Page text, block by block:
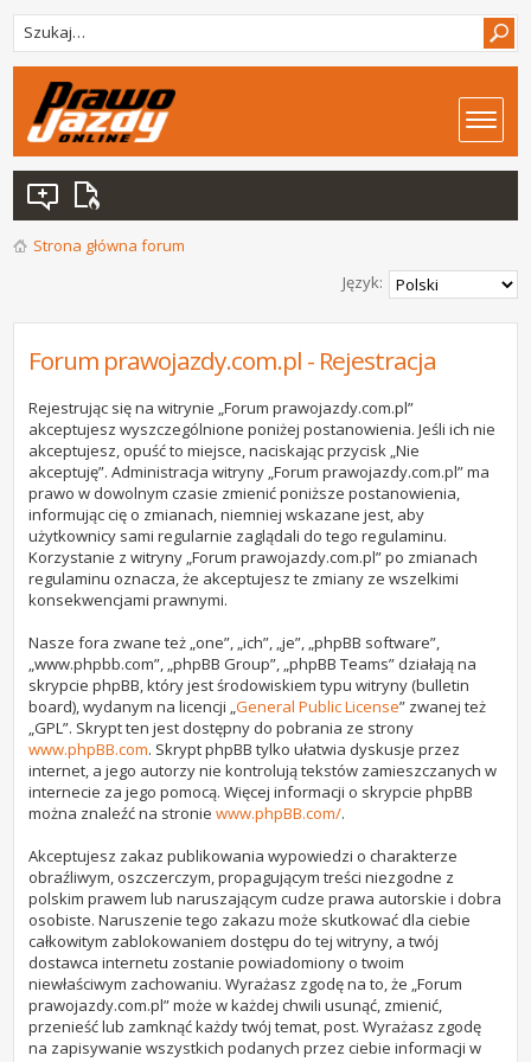
Strona główna forum
Język:
Forum prawojazdy.com.pl - Rejestracja
Rejestrując się na witrynie „Forum prawojazdy.com.pl”
akceptujesz wyszczególnione poniżej postanowienia. Jeśli ich nie
akceptujesz, opuść to miejsce, naciskając przycisk „Nie
akceptuję”. Administracja witryny „Forum prawojazdy.com.pl” ma
prawo w dowolnym czasie zmienić poniższe postanowienia,
informując cię o zmianach, niemniej wskazane jest, aby
użytkownicy sami regularnie zaglądali do tego regulaminu.
Korzystanie z witryny „Forum prawojazdy.com.pl” po zmianach
regulaminu oznacza, że akceptujesz te zmiany ze wszelkimi
konsekwencjami prawnymi.
Nasze fora zwane też „one”, „ich”, „je”, „phpBB software”,
„www.phpbb.com”, „phpBB Group”, „phpBB Teams” działają na
skrypcie phpBB, który jest środowiskiem typu witryny (bulletin
board), wydanym na licencji „General Public License” zwanej też
„GPL”. Skrypt ten jest dostępny do pobrania ze strony
www.phpBB.com. Skrypt phpBB tylko ułatwia dyskusje przez
internet, a jego autorzy nie kontrolują tekstów zamieszczanych w
internecie za jego pomocą. Więcej informacji o skrypcie phpBB
można znaleźć na stroniewww.phpBB.com/.
Akceptujesz zakaz publikowania wypowiedzi o charakterze
obraźliwym, oszczerczym, propagującym treści niezgodne z
polskim prawem lub naruszającym cudze prawa autorskie i dobra
osobiste. Naruszenie tego zakazu może skutkować dla ciebie
całkowitym zablokowaniem dostępu do tej witryny, a twój
dostawca internetu zostanie powiadomiony o twoim
niewłaściwym zachowaniu. Wyrażasz zgodę na to, że „Forum
prawojazdy.com.pl” może w każdej chwili usunąć, zmienić,
przenieść lub zamknąć każdy twój temat, post. Wyrażasz zgodę
na zapisywanie wszystkich podanych przez ciebie informacji w